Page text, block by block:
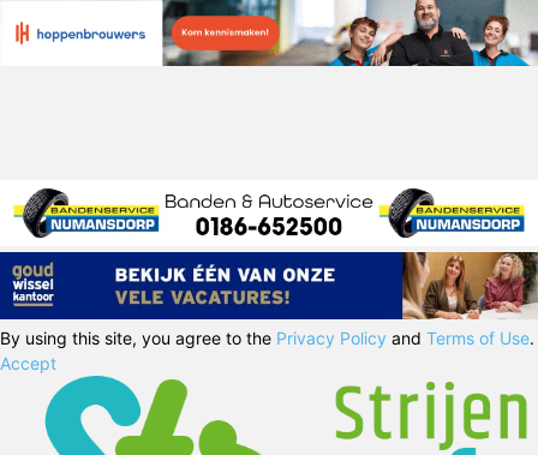
By using this site, you agree to the Privacy Policy and Terms of Use.
Accept